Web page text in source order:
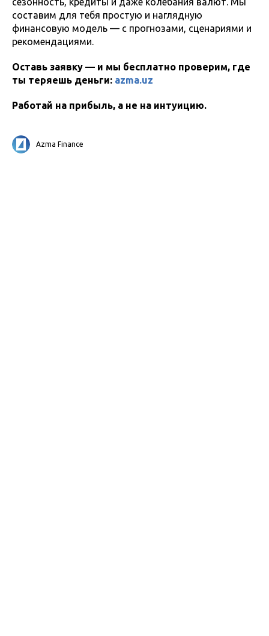
составим для тебя простую и наглядную
финансовую модель — с прогнозами, сценариями и
рекомендациями.
Оставь заявку — и мы бесплатно проверим, где
ты теряешь деньги: azma.uz
Работай на прибыль, а не на интуицию.
Azma Finance